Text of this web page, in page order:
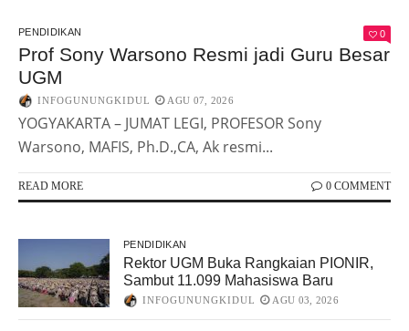
Veteran Yogya Jalani Pelatihan Bela
PERISTIWA
Kekeringan Akibat Kemarau Panjang
di Gunungkidul Menjadi Perhatian
Banyak Pihak
JUL 30, 2026
KKN IPB Kenalkan Program Tani
Hayati di Gunungkidul
INFOGUNUNGKIDUL JUL 29, 2026
PENDIDIKAN 0
Prof Sony Warsono Resmi jadi Guru Besar
UGM
INFOGUNUNGKIDUL AGU 07, 2026
YOGYAKARTA – JUMAT LEGI, PROFESOR Sony
Warsono, MAFIS, Ph.D.,CA, Ak resmi...
READ MORE 0 COMMENT
PENDIDIKAN
Rektor UGM Buka Rangkaian PIONIR,
Sambut 11.099 Mahasiswa Baru
INFOGUNUNGKIDUL AGU 03, 2026